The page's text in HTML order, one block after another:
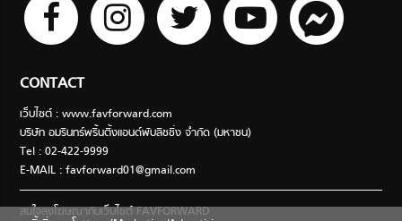
CONTACT
เว็บไซต์ : www.favforward.com
บริษัท อมรินทร์พริ้นติ้งแอนด์พับลิชชิ่ง จำกัด (มหาชน)
Tel : 02-422-9999
E-MAIL :favforward01@gmail.com
สนใจลงโฆษณากับเว็บไซต์ FAVFORWARD